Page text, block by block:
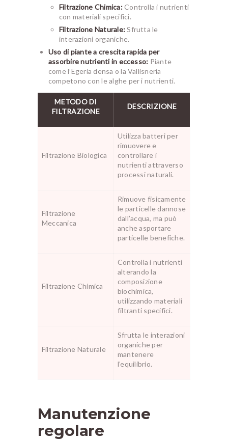
Filtrazione Chimica:Controlla i nutrienti
con materiali specifici.
Filtrazione Naturale:Sfrutta le
interazioni organiche.
Uso di piante a crescita rapida per
assorbire nutrienti in eccesso: Piante
come l’Egeria densa o la Vallisneria
competono con le alghe per i nutrienti.
METODO DI
FILTRAZIONE
DESCRIZIONE
Filtrazione Biologica
Utilizza batteri per
rimuovere e
controllare i
nutrienti attraverso
processi naturali.
Filtrazione
Meccanica
Rimuove fisicamente
le particelle dannose
dall’acqua, ma può
anche asportare
particelle benefiche.
Filtrazione Chimica
Controlla i nutrienti
alterando la
composizione
biochimica,
utilizzando materiali
filtranti specifici.
Filtrazione Naturale
Sfrutta le interazioni
organiche per
mantenere
l’equilibrio.
Manutenzione
regolare